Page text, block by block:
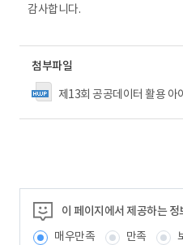
감사합니다.
첨부파일
제13회 공공데이터 활용 아이디어 공모전
이 페이지에서 제공하는
매우만족
만족